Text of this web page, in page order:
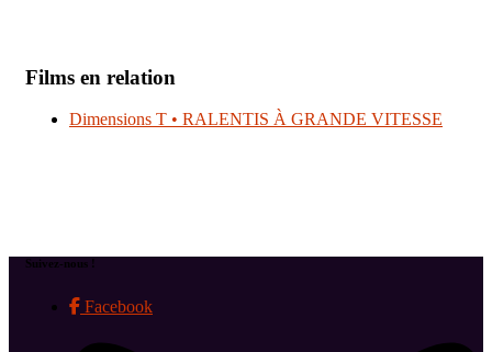
Films en relation
Dimensions T • RALENTIS À GRANDE VITESSE
Suivez-nous !
Facebook